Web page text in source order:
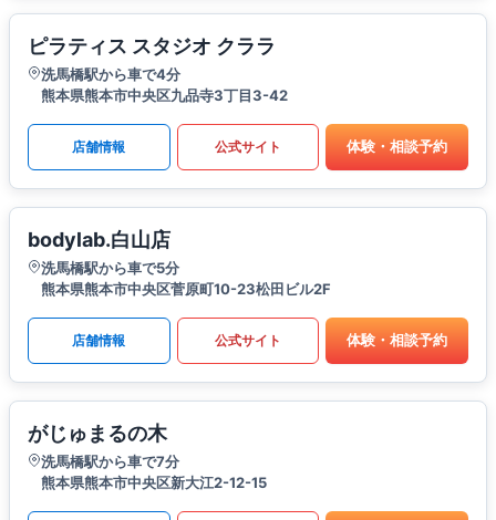
ピラティス スタジオ クララ
洗馬橋駅から車で4分
熊本県熊本市中央区九品寺3丁目3-42
店舗情報 公式サイト 体験・相談予約
bodylab.白山店
洗馬橋駅から車で5分
熊本県熊本市中央区菅原町10-23松田ビル2F
店舗情報 公式サイト 体験・相談予約
がじゅまるの木
洗馬橋駅から車で7分
熊本県熊本市中央区新大江2-12-15